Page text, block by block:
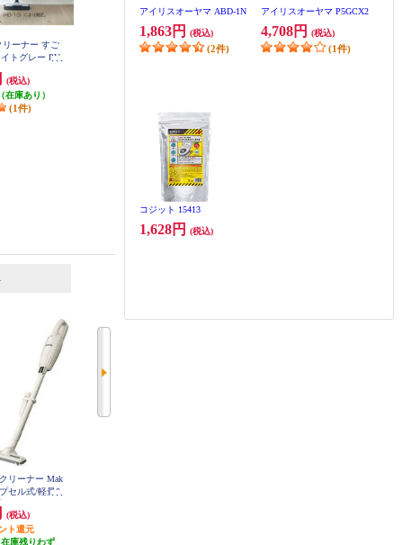
アイリスオーヤマ ABD-1N
1,863円 (税込)
(2件)
アイリスオーヤマ P5GCX2
4,708円 (税込)
(1件)
コジット 15413
1,628円 (税込)
リーナー すご
トグレー PV-
(税込)
在庫あり）
(1件)
【クーポン対象外】 Panasonic サ
イクロン式コードレススティック
TOSHIBA コードレスクリーナー
トルネオS シフォンベージュ VC-
リーナー Mak
セル式/軽量0.
(税込)
ト還元
庫残りわず